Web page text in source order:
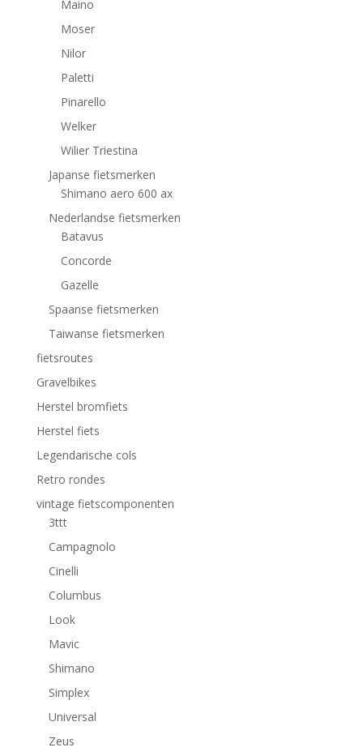
Maino
Moser
Nilor
Paletti
Pinarello
Welker
Wilier Triestina
Japanse fietsmerken
Shimano aero 600 ax
Nederlandse fietsmerken
Batavus
Concorde
Gazelle
Spaanse fietsmerken
Taiwanse fietsmerken
fietsroutes
Gravelbikes
Herstel bromfiets
Herstel fiets
Legendarische cols
Retro rondes
vintage fietscomponenten
3ttt
Campagnolo
Cinelli
Columbus
Look
Mavic
Shimano
Simplex
Universal
Zeus